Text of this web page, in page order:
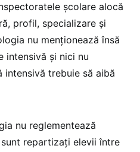
școlare alocă
profil, specializare și
nu menționează însă
intensivă și nici nu
intensivă trebuie să aibă
nu reglementează
repartizați elevii între